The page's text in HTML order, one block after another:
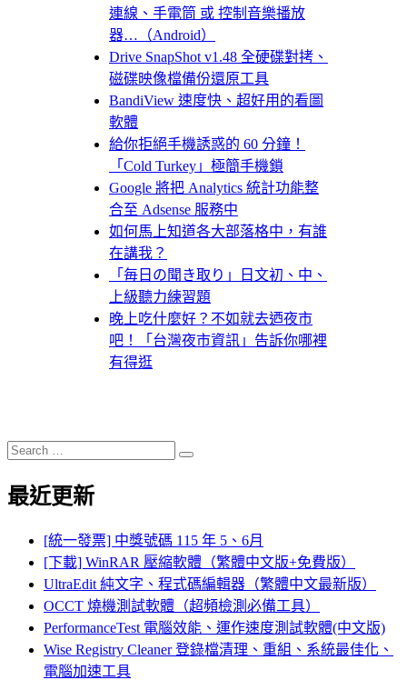
連線、手電筒 或 控制音樂播放
器…（Android）
Drive SnapShot v1.48 全硬碟對拷、
磁碟映像檔備份還原工具
BandiView 速度快、超好用的看圖
軟體
給你拒絕手機誘惑的 60 分鐘！
「Cold Turkey」極簡手機鎖
Google 將把 Analytics 統計功能整
合至 Adsense 服務中
如何馬上知道各大部落格中，有誰
在講我？
「毎日の聞き取り」日文初、中、
上級聽力練習題
晚上吃什麼好？不如就去迺夜市
吧！「台灣夜市資訊」告訴你哪裡
有得逛
Search
for:
Search
最近更新
[統一發票] 中獎號碼 115 年 5、6月
[下載] WinRAR 壓縮軟體（繁體中文版+免費版）
UltraEdit 純文字、程式碼編輯器（繁體中文最新版）
OCCT 燒機測試軟體（超頻檢測必備工具）
PerformanceTest 電腦效能、運作速度測試軟體(中文版)
Wise Registry Cleaner 登錄檔清理、重組、系統最佳化、
電腦加速工具